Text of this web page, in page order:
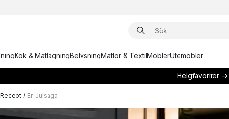
Kök & MatlagningBelysningMattor & TextilMöblerUtemöbler
Helgfavoriter →
/ En Julsaga